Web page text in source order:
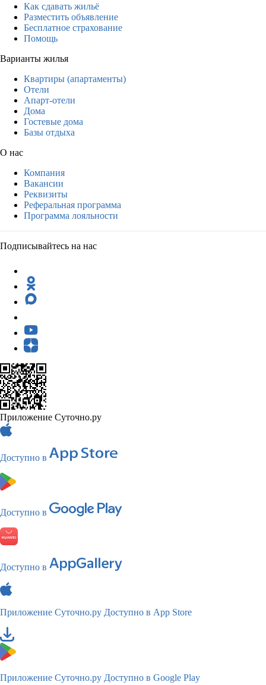
Как сдавать жильё
Разместить объявление
Бесплатное страхование
Помощь
Варианты жилья
Квартиры (апартаменты)
Отели
Апарт-отели
Дома
Гостевые дома
Базы отдыха
О нас
Компания
Вакансии
Реквизиты
Реферальная программа
Программа лояльности
Подписывайтесь на нас
Приложение Суточно.ру
Доступно в
Доступно в
Доступно в
Приложение Суточно.ру Доступно в App Store
Приложение Суточно.ру Доступно в Google Play